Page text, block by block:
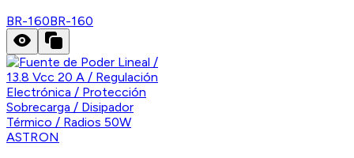
BR-160BR-160
ASTRON